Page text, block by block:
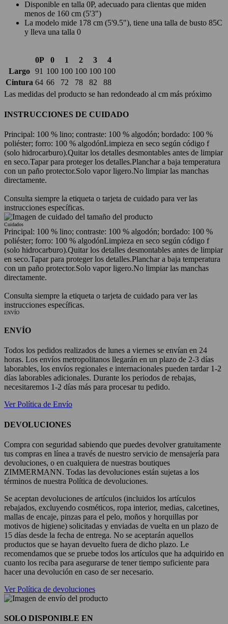
Disponible en talla 0P, adecuado para clientas que miden
menos de 160 cm (5'3")
La modelo mide 178 cm (5'9.5"), tiene una talla de busto 85C
y lleva una talla 0
0P 0 1 2 3
4
Largo 91 100 100 100 100 100
Cintura 64 66 72 78 82
88
Las medidas del producto se han redondeado al cm más próximo
INSTRUCCIONES DE CUIDADO
Principal: 100 % lino; contraste: 100 % algodón; bordado: 100 %
poliéster; forro: 100 % algodónLimpieza en seco según código f
(solo hidrocarburo).Quitar los detalles desmontables antes de limpiar
en seco.Tapar para proteger los detalles.Planchar a baja temperatura
con un paño protector.Solo vapor ligero.No limpiar las manchas
directamente.
Consulta siempre la etiqueta o tarjeta de cuidado para ver las
instrucciones específicas.
Cuidados
Principal: 100 % lino; contraste: 100 % algodón; bordado: 100 %
poliéster; forro: 100 % algodónLimpieza en seco según código f
(solo hidrocarburo).Quitar los detalles desmontables antes de limpiar
en seco.Tapar para proteger los detalles.Planchar a baja temperatura
con un paño protector.Solo vapor ligero.No limpiar las manchas
directamente.
Consulta siempre la etiqueta o tarjeta de cuidado para ver las
instrucciones específicas.
ENVÍO
ENVÍO
Todos los pedidos realizados de lunes a viernes se envían en 24
horas. Los envíos metropolitanos llegarán en un plazo de 2-3 días
laborables, los envíos regionales e internacionales pueden tardar 1-2
días laborables adicionales. Durante los periodos de rebajas,
necesitaremos 1-2 días más para procesar tu pedido.
Ver Política de Envío
DEVOLUCIONES
Compra con seguridad sabiendo que puedes devolver gratuitamente
tus compras en línea a través de nuestro servicio de mensajería para
devoluciones, o en cualquiera de nuestras boutiques
ZIMMERMANN. Todas las devoluciones están sujetas a los
términos de nuestra Política de devoluciones.
Se aceptan devoluciones de artículos (incluidos los artículos
rebajados, excluyendo cosméticos, ropa interior, medias, calcetines,
mallas de encaje, pinzas para el pelo, moños y horquillas por
motivos de higiene) solicitadas y enviadas de vuelta en un plazo de
15 días desde la fecha de entrega. No se aceptarán aquellos
productos que se hayan devuelto fuera de dicho plazo. Le
recomendamos que se pruebe todos los artículos que ha adquirido en
cuanto los reciba para asegurarse de tener tiempo suficiente para
hacer una devolución en caso de ser necesario.
Ver Política de devoluciones
SOLO DISPONIBLE EN